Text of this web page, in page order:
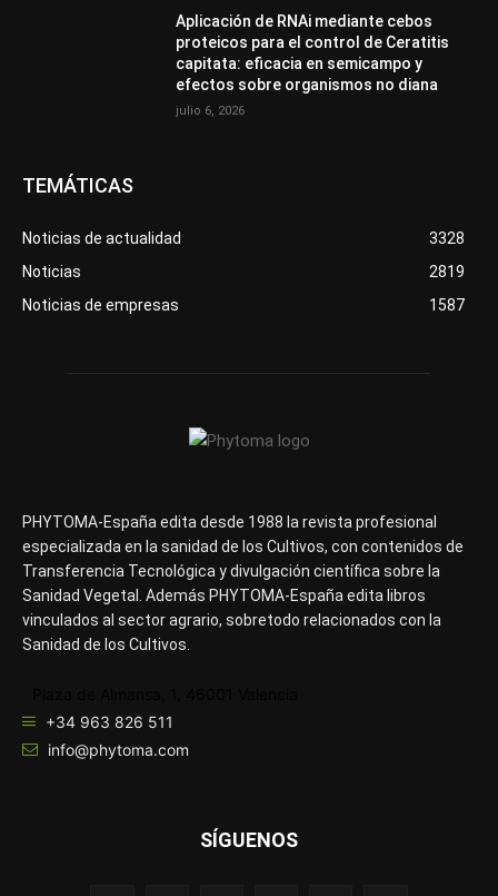
Aplicación de RNAi mediante cebos
proteicos para el control de Ceratitis
capitata: eficacia en semicampo y
efectos sobre organismos no diana
julio 6, 2026
TEMÁTICAS
Noticias de actualidad
3328
Noticias
2819
Noticias de empresas
1587
PHYTOMA-España edita desde 1988 la revista profesional
especializada en la sanidad de los Cultivos, con contenidos de
Transferencia Tecnológica y divulgación científica sobre la
Sanidad Vegetal. Además PHYTOMA-España edita libros
vinculados al sector agrario, sobretodo relacionados con la
Sanidad de los Cultivos.
+34 963 826 511
info@phytoma.com
SÍGUENOS